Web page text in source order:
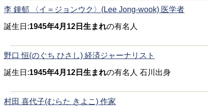
李 鍾郁 〈イ＝ジョンウク〉(Lee Jong-wook) 医学者
誕生日:1945年4月12日生まれの有名人
野口 恒(のぐち ひさし) 経済ジャーナリスト
誕生日:1945年4月12日生まれの有名人 石川出身
村田 喜代子(むらた きよこ) 作家